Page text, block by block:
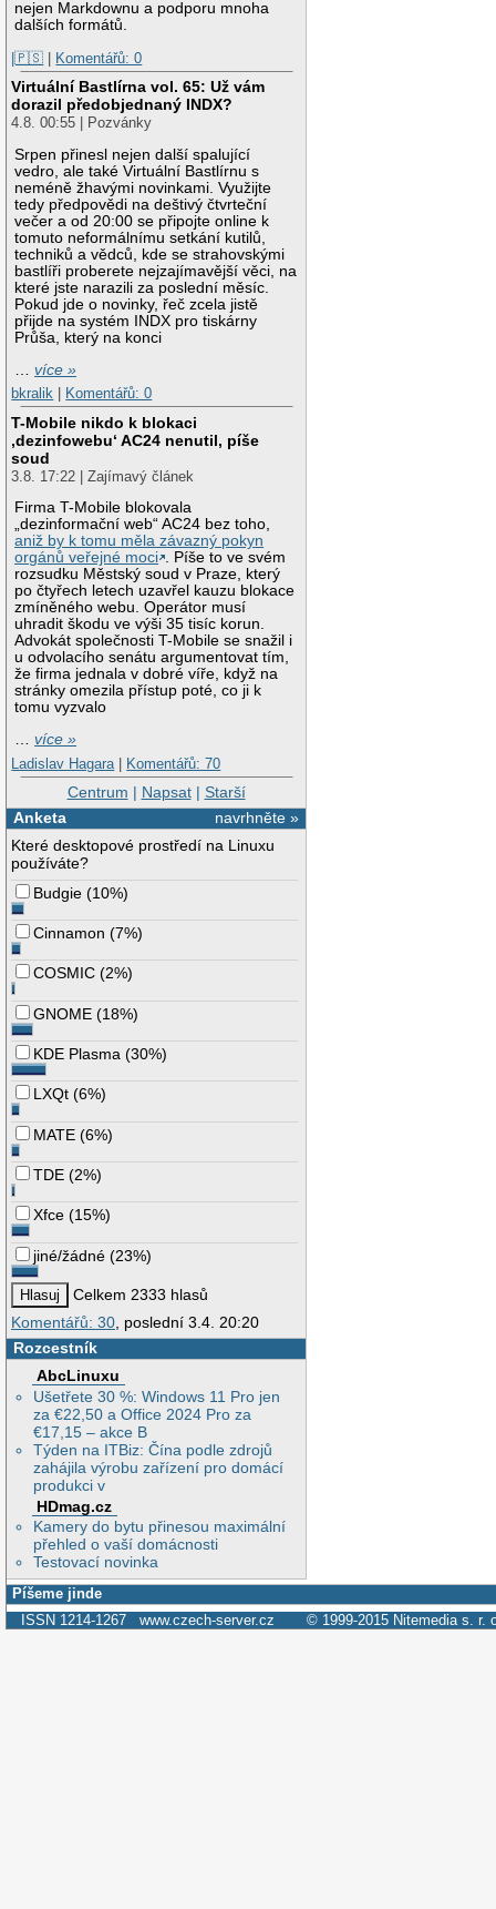
nejen Markdownu a podporu mnoha
dalších formátů.
|🇵🇸 | Komentářů: 0
Virtuální Bastlírna vol. 65: Už vám
dorazil předobjednaný INDX?
4.8. 00:55 | Pozvánky
Srpen přinesl nejen další spalující
vedro, ale také Virtuální Bastlírnu s
neméně žhavými novinkami. Využijte
tedy předpovědi na deštivý čtvrteční
večer a od 20:00 se připojte online k
tomuto neformálnímu setkání kutilů,
techniků a vědců, kde se strahovskými
bastlíři proberete nejzajímavější věci, na
které jste narazili za poslední měsíc.
Pokud jde o novinky, řeč zcela jistě
přijde na systém INDX pro tiskárny
Průša, který na konci
…více »
bkralik
Komentářů: 0
T-Mobile nikdo k blokaci
‚dezinfowebu‘ AC24 nenutil, píše
soud
3.8. 17:22 | Zajímavý článek
Firma T-Mobile blokovala
„dezinformační web“ AC24 bez toho,
aniž by k tomu měla závazný pokyn
orgánů veřejné moci . Píše to ve svém
rozsudku Městský soud v Praze, který
po čtyřech letech uzavřel kauzu blokace
zmíněného webu. Operátor musí
uhradit škodu ve výši 35 tisíc korun.
Advokát společnosti T-Mobile se snažil i
u odvolacího senátu argumentovat tím,
že firma jednala v dobré víře, když na
stránky omezila přístup poté, co ji k
tomu vyzvalo
…více »
Ladislav Hagara | Komentářů: 70
Centrum | Napsat| Starší
navrhněte »
Anketa
Které desktopové prostředí na Linuxu
používáte?
Budgie (10%)
Cinnamon (7%)
COSMIC (2%)
GNOME (18%)
KDE Plasma (30%)
LXQt (6%)
MATE (6%)
TDE (2%)
Xfce (15%)
jiné/žádné (23%)
Celkem 2333 hlasů
Komentářů: 30, poslední 3.4. 20:20
Rozcestník
AbcLinuxu
Ušetřete 30 %: Windows 11 Pro jen
za €22,50 a Office 2024 Pro za
€17,15 – akce B
Týden na ITBiz: Čína podle zdrojů
zahájila výrobu zařízení pro domácí
produkci v
HDmag.cz
Kamery do bytu přinesou maximální
přehled o vaší domácnosti
Testovací novinka
Píšeme jinde
ISSN 1214-1267 www.czech-server.cz © 1999-2015 Nitemedia s. r.